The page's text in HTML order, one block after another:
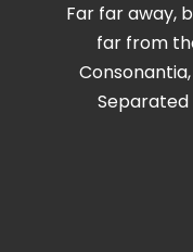
Far far away,
far from
Separated